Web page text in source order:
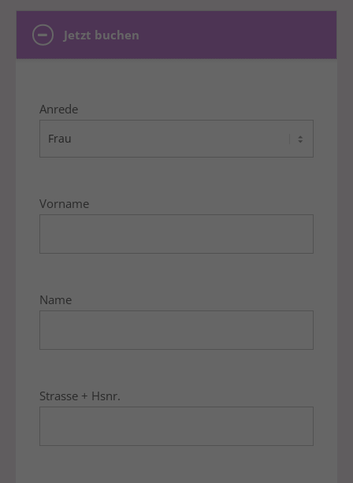
Aenean commodo ligula eget dolor. Aenean massa.
Cum sociis natoque penatibus et magnis dis
Jetzt buchen
Anrede
Vorname
Name
Strasse + Hsnr.